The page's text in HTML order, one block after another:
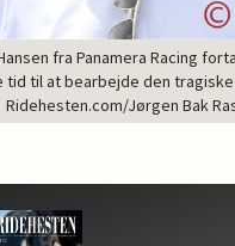
fra Panamera Racing
tid til at bearbejde den
Ridehesten.com/Jørgen Bak